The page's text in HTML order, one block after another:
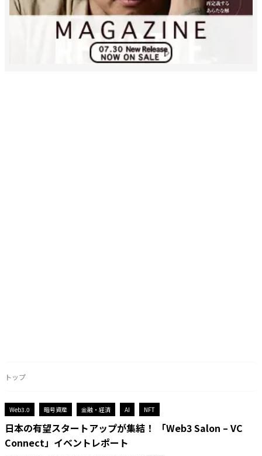
トップ
Web3.0 暗号資産 金融・経済 AI NFT
日本の有望スタートアップが集結！ 「Web3 Salon – VC
Connect」イベントレポート